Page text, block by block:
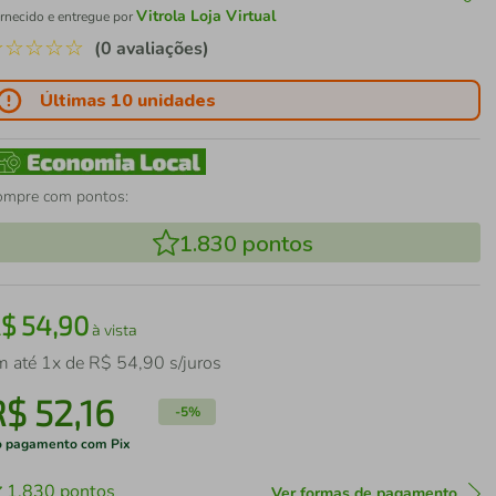
e entregue porVitrola Loja Virtual
☆☆☆☆ (0 avaliações)
Últimas 10 unidades
com pontos:
1.830 pontos
54,90à vista
até 1x de R$ 54,90 s/juros
52,16 -5%
pagamento com Pix